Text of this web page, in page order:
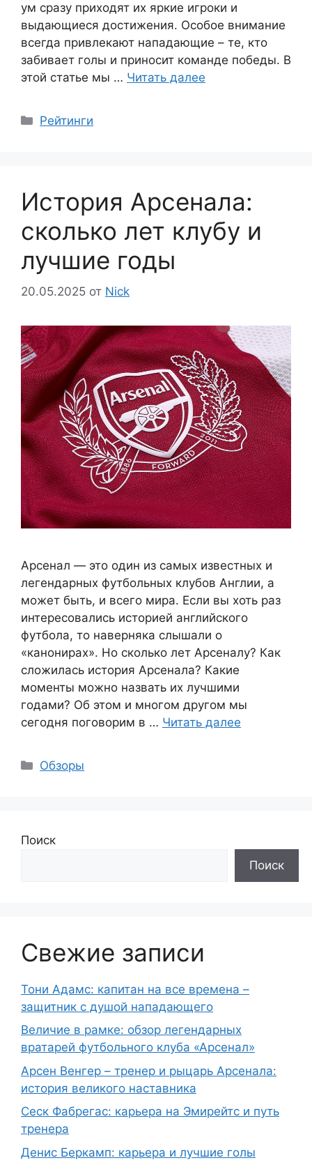
ум сразу приходят их яркие игроки и
выдающиеся достижения. Особое внимание
всегда привлекают нападающие – те, кто
забивает голы и приносит команде победы. В
этой статье мы … Читать далее
Рубрики
Рейтинги
История Арсенала:
сколько лет клубу и
лучшие годы
20.05.2025 от Nick
Арсенал — это один из самых известных и
легендарных футбольных клубов Англии, а
может быть, и всего мира. Если вы хоть раз
интересовались историей английского
футбола, то наверняка слышали о
«канонирах». Но сколько лет Арсеналу? Как
сложилась история Арсенала? Какие
моменты можно назвать их лучшими
годами? Об этом и многом другом мы
сегодня поговорим в … Читать далее
Рубрики
Обзоры
Поиск
Поиск
Свежие записи
Тони Адамс: капитан на все времена –
защитник с душой нападающего
Величие в рамке: обзор легендарных
вратарей футбольного клуба «Арсенал»
Арсен Венгер – тренер и рыцарь Арсенала:
история великого наставника
Сеск Фабрегас: карьера на Эмирейтс и путь
тренера
Денис Беркамп: карьера и лучшие голы